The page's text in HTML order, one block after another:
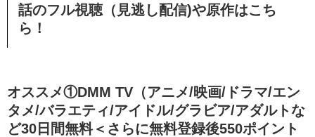
話のフル視聴（見逃し配信)や原作はこち
ら！
オススメ①DMM TV（アニメ/映画/ドラマ/エン
タメ/バラエティ/アイドル/グラビア/アダルトな
ど30日間無料＜さらに無料登録後550ポイント